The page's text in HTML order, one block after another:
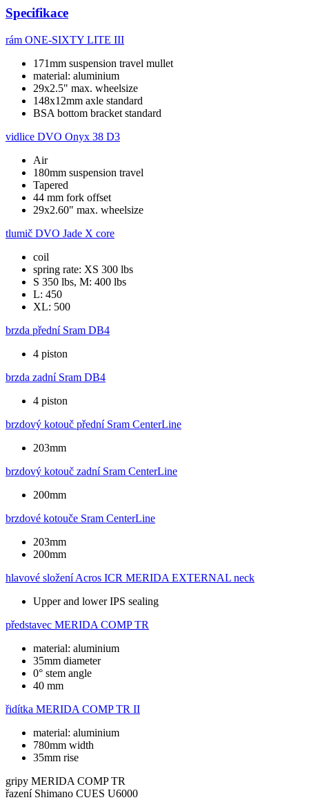
Specifikace
rám ONE-SIXTY LITE III
171mm suspension travel mullet
material: aluminium
29x2.5" max. wheelsize
148x12mm axle standard
BSA bottom bracket standard
vidlice DVO Onyx 38 D3
Air
180mm suspension travel
Tapered
44 mm fork offset
29x2.60" max. wheelsize
tlumič DVO Jade X core
coil
spring rate: XS 300 lbs
S 350 lbs, M: 400 lbs
L: 450
XL: 500
brzda přední Sram DB4
4 piston
brzda zadní Sram DB4
4 piston
brzdový kotouč přední Sram CenterLine
203mm
brzdový kotouč zadní Sram CenterLine
200mm
brzdové kotouče Sram CenterLine
203mm
200mm
hlavové složení Acros ICR MERIDA EXTERNAL neck
Upper and lower IPS sealing
představec MERIDA COMP TR
material: aluminium
35mm diameter
0° stem angle
40 mm
řidítka MERIDA COMP TR II
material: aluminium
780mm width
35mm rise
gripy MERIDA COMP TR
řazení Shimano CUES U6000